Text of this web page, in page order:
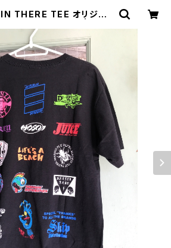
THERE TEE オリジナ
SURFSK8SHOP